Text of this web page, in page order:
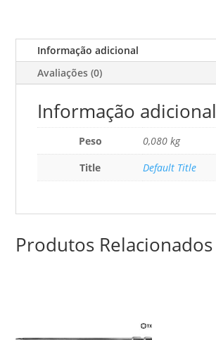
Informação adicional
Avaliações (0)
Informação adicional
Peso
0,080 kg
Title
Default Title
Produtos Relacionados